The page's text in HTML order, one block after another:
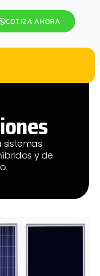
COTIZA AHORA
sistemas
y de